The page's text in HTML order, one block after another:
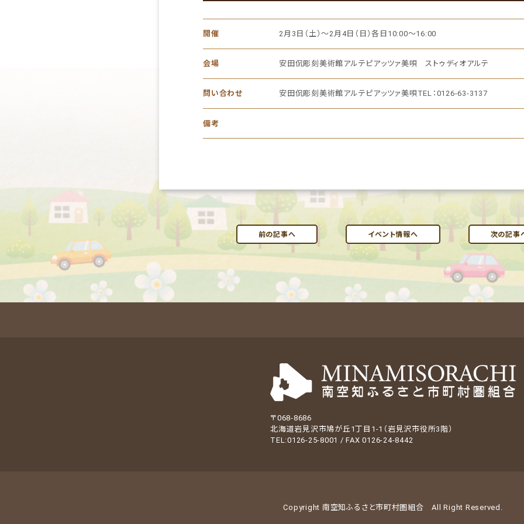
開催 2月3日（土）～2月4日（日）各日10:00～16:00
会場 安田侃彫刻美術館アルテピアッツァ美唄 ストゥディオアルテ
問い合わせ 安田侃彫刻美術館アルテピアッツァ美唄TEL：0126-63-3137
備考
前の記事へ イベント情報へ 次の記事
〒068-8686
北海道岩見沢市鳩が丘1丁目1-1（岩見沢市役所3階）
TEL:0126-25-8001 / FAX 0126-24-8442
Copyright 南空知ふるさと市町村圏組合All Right Reserved.